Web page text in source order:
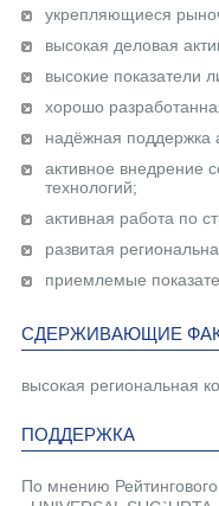
укрепляющиеся
высокая деловая
высокие показатели
хорошо
надёжная поддержка
активное внедрение
технологий;
активная работа по
развитая
приемлемые
СДЕРЖИВАЮЩИЕ
высокая региональная
ПОДДЕРЖКА
По мнению